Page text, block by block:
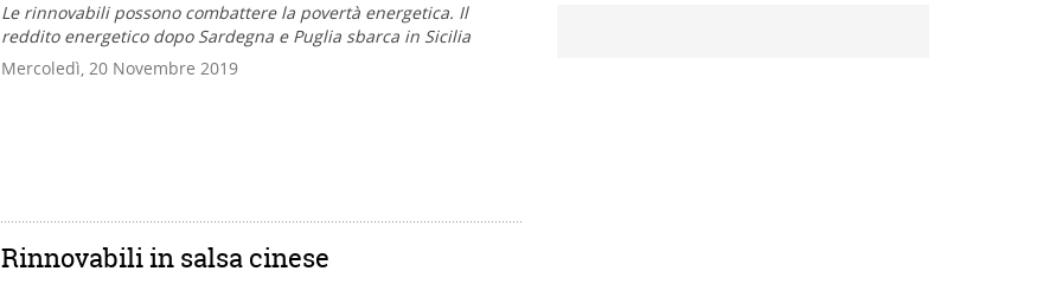
Le rinnovabili possono combattere la povertà energetica. Il
reddito energetico dopo Sardegna e Puglia sbarca in Sicilia
Mercoledì, 20 Novembre 2019
Rinnovabili in salsa cinese